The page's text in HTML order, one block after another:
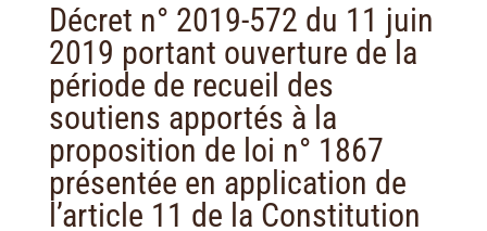
Décret n° 2019-572 du 11 juin
2019 portant ouverture de la
période de recueil des
soutiens apportés à la
proposition de loi n° 1867
présentée en application de
l’article 11 de la Constitution